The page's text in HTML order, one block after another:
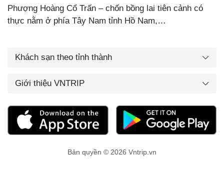
Phượng Hoàng Cổ Trấn – chốn bồng lai tiên cảnh có
thực nằm ở phía Tây Nam tỉnh Hồ Nam,…
Khách sạn theo tỉnh thành
Giới thiệu VNTRIP
Bản quyền © 2026 Vntrip.vn